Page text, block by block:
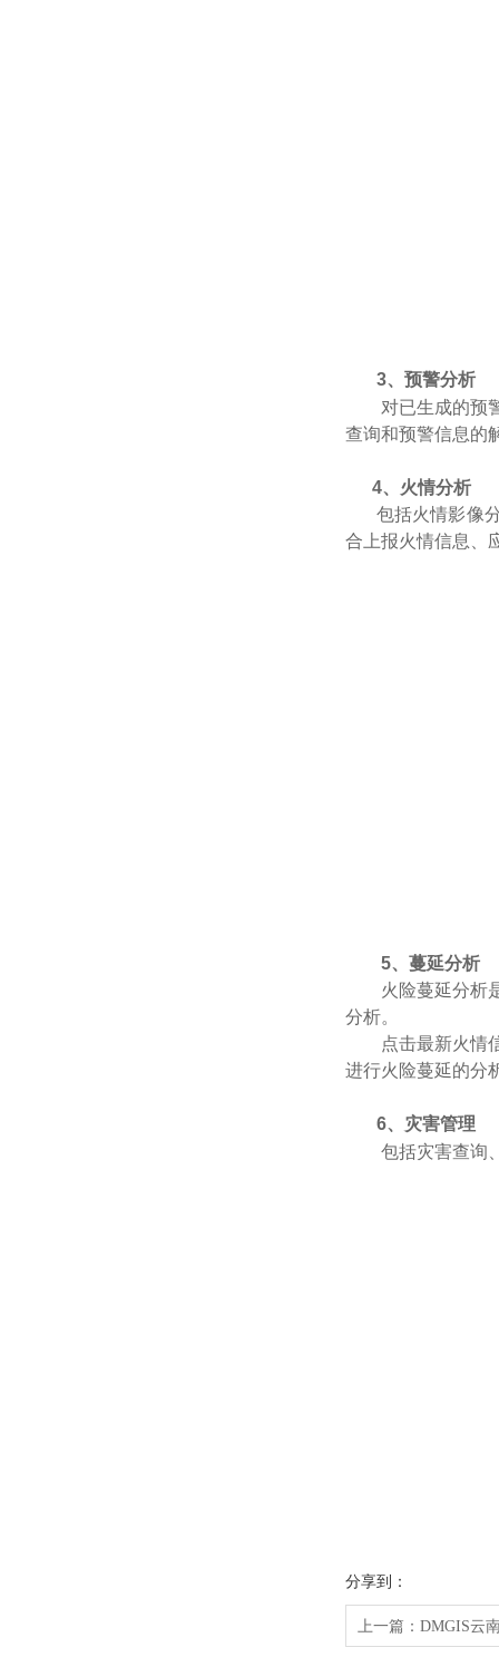
3、预警分析
对已生成的预
查询和预警信息的
4、火情分析
包括火情影像
合上报火情信息、
5、蔓延分析
火险蔓延分析
分析。
点击最新火情
进行火险蔓延的分
6、灾害管理
包括灾害查询
分享到：
上一篇： DMGIS云